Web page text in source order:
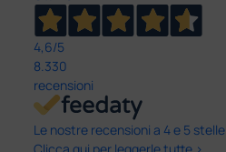
4,6/5
8.330
recensioni
Le nostre recensioni a 4 e 5 stelle.
Clicca qui per leggerle tutte >